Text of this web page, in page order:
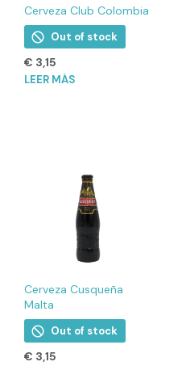
Cerveza Club Colombia
Out of stock
€ 3,15
LEER MÁS
Cerveza Cusqueña
Malta
Out of stock
€ 3,15